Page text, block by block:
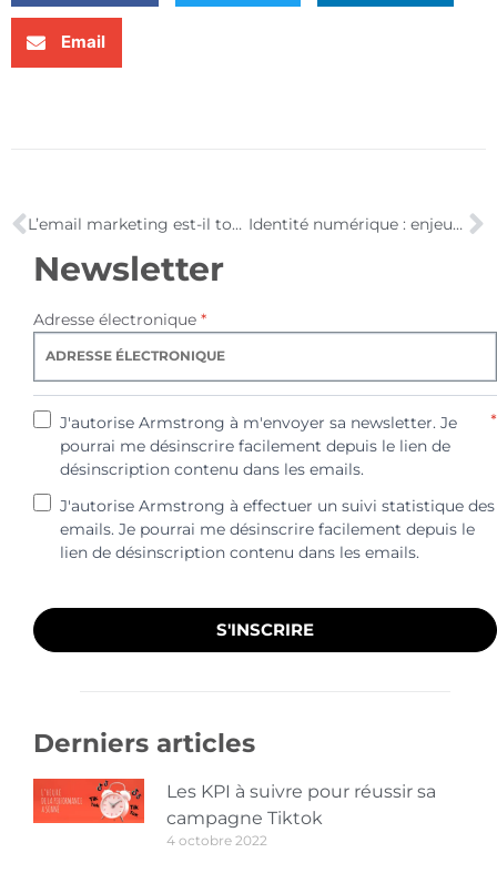
Email
L’email marketing est-il toujours efficace ? Identité numérique : enjeux, outils et méthodologies
Newsletter
Adresse électronique *
J'autorise Armstrong à m'envoyer sa newsletter. Je
pourrai me désinscrire facilement depuis le lien de
désinscription contenu dans les emails.
*
J'autorise Armstrong à effectuer un suivi statistique des
emails. Je pourrai me désinscrire facilement depuis le
lien de désinscription contenu dans les emails.
S'INSCRIRE
Derniers articles
Les KPI à suivre pour réussir sa
campagne Tiktok
4 octobre 2022